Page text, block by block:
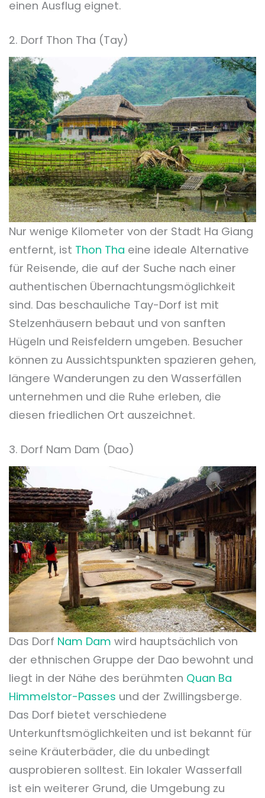
einen Ausflug eignet.
2. Dorf Thon Tha (Tay)
Nur wenige Kilometer von der Stadt Ha Giang
entfernt, ist Thon Tha eine ideale Alternative
für Reisende, die auf der Suche nach einer
authentischen Übernachtungsmöglichkeit
sind. Das beschauliche Tay-Dorf ist mit
Stelzenhäusern bebaut und von sanften
Hügeln und Reisfeldern umgeben. Besucher
können zu Aussichtspunkten spazieren gehen,
längere Wanderungen zu den Wasserfällen
unternehmen und die Ruhe erleben, die
diesen friedlichen Ort auszeichnet.
3. Dorf Nam Dam (Dao)
Das Dorf Nam Dam wird hauptsächlich von
der ethnischen Gruppe der Dao bewohnt und
liegt in der Nähe des berühmten Quan Ba
Himmelstor-Passes und der Zwillingsberge.
Das Dorf bietet verschiedene
Unterkunftsmöglichkeiten und ist bekannt für
seine Kräuterbäder, die du unbedingt
ausprobieren solltest. Ein lokaler Wasserfall
ist ein weiterer Grund, die Umgebung zu